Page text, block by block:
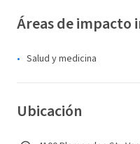
Áreas de impacto
Salud y medicina
Ubicación